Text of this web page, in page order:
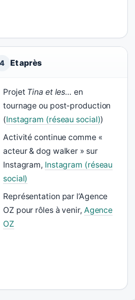
4 Et après
Projet Tina et les… en
tournage ou post-production
(Instagram (réseau social))
Activité continue comme «
acteur & dog walker » sur
Instagram, Instagram (réseau
social)
Représentation par l’Agence
OZ pour rôles à venir, Agence
OZ